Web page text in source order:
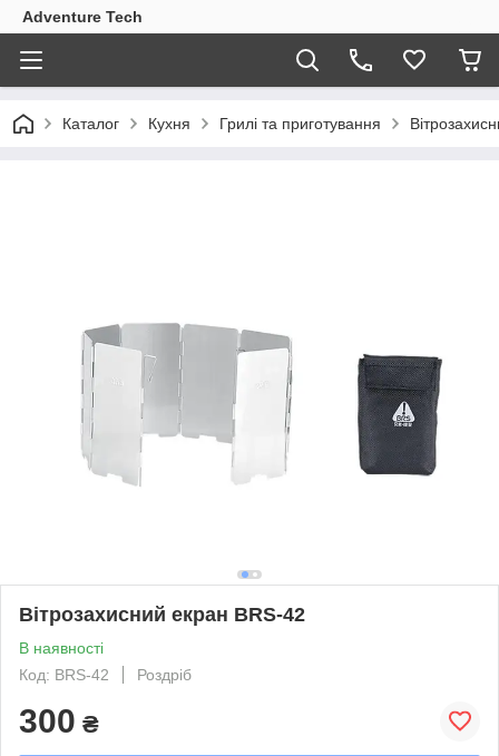
Adventure Tech
Каталог Кухня Грилі та приготування
Вітрозахисний екран BRS-42
В наявності
Код: BRS-42
Роздріб
300 ₴